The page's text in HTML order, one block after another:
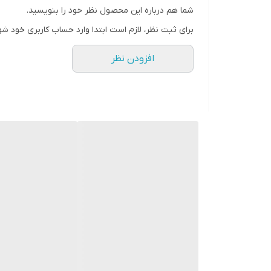
شما هم درباره این محصول نظر خود را بنویسید.
برای ثبت نظر، لازم است ابتدا وارد حساب کاربری خود
افزودن نظر